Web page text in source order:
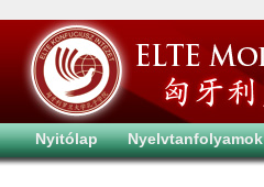
Nyitólap Nyelvtanfolyamok